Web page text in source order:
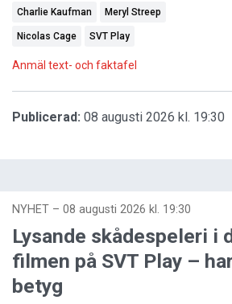
Charlie Kaufman Meryl Streep
Nicolas Cage SVT Play
Anmäl text- och faktafel
Publicerad: 08 augusti 2026 kl. 19:30
NYHET – 08 augusti 2026 kl. 19:30
Lysande skådespeleri i
filmen på SVT Play –
betyg